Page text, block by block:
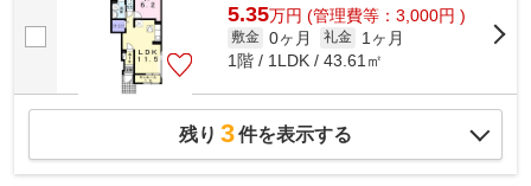
5.35万円 (管理費等：3,000円 )
敷金 0ヶ月 礼金
1ヶ月
1階 / 1LDK / 43.61㎡
残り 3件を表示する